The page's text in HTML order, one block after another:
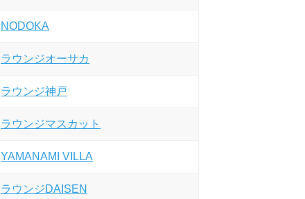
NODOKA
ラウンジオーサカ
ラウンジ神戸
ラウンジマスカット
YAMANAMI VILLA
ラウンジDAISEN